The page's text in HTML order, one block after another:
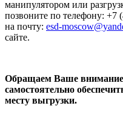
манипулятором или
позвоните по телефону: +7
на почту: esd-
сайте.
Обращаем Ваше
самостоятельно
месту выгрузки.